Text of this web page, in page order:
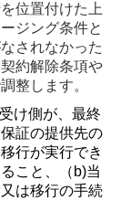
位置付けた上
ジング条件と
されなかった
約解除条項や
整します。
け側が、最終
証の提供先の
行が実行でき
こと、（ b)当
は移行の手続